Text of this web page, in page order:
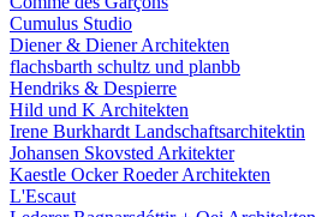
Cumulus Studio
Diener & Diener Architekten
flachsbarth schultz und planbb
Hendriks & Despierre
Hild und K Architekten
Irene Burkhardt Landschaftsarchitektin
Johansen Skovsted Arkitekter
Kaestle Ocker Roeder Architekten
L'Escaut